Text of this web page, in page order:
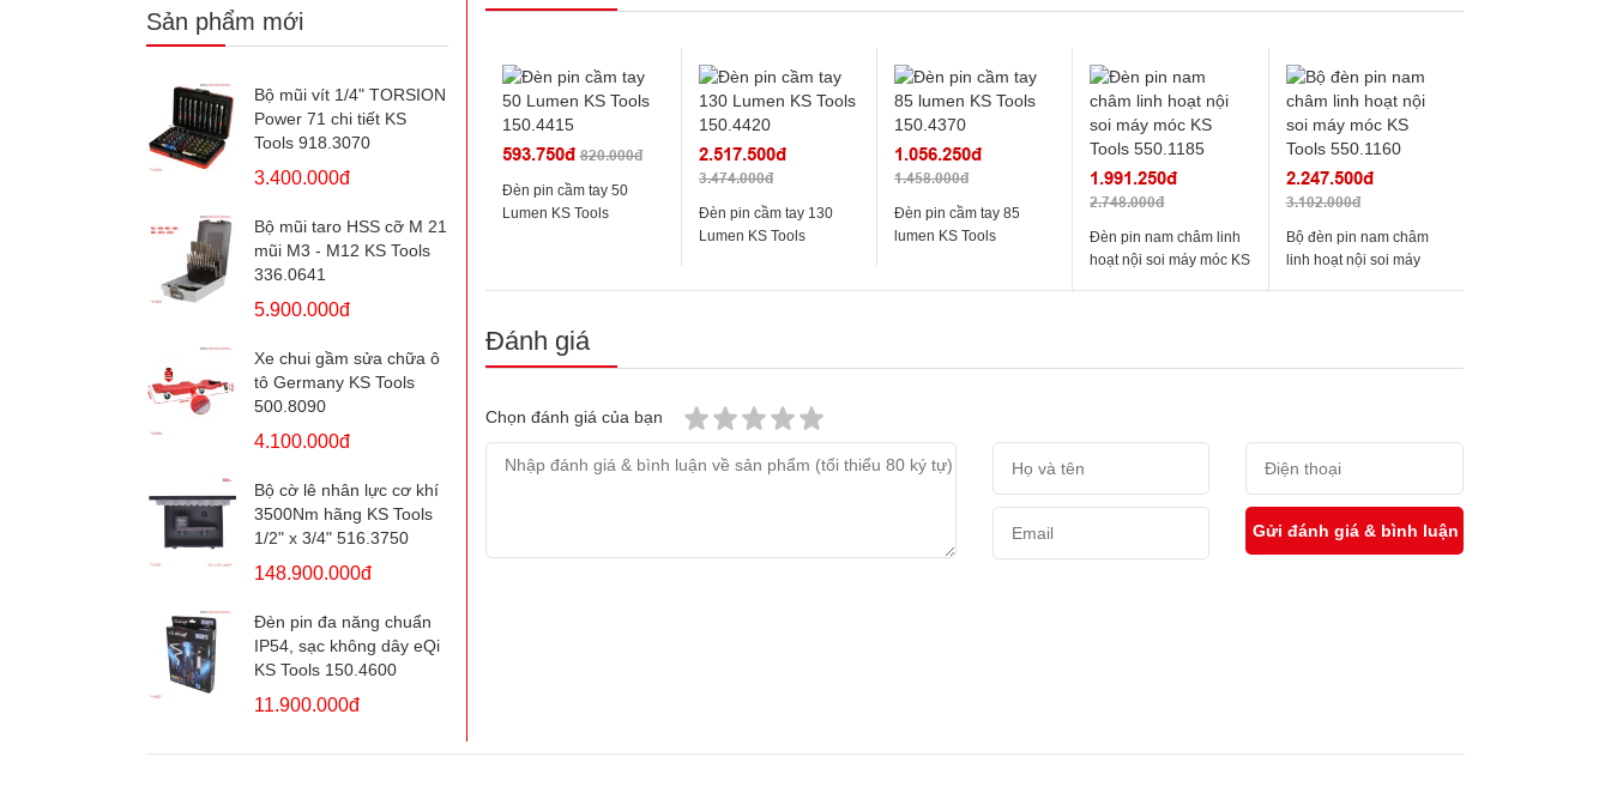
Sản phẩm mới
Bộ mũi vít 1/4" TORSION
Power 71 chi tiết KS
Tools 918.3070
3.400.000đ
Bộ mũi taro HSS cỡ M 21
mũi M3 - M12 KS Tools
336.0641
5.900.000đ
Xe chui gầm sửa chữa ô
tô Germany KS Tools
500.8090
4.100.000đ
Bộ cờ lê nhân lực cơ khí
3500Nm hãng KS Tools
1/2" x 3/4" 516.3750
148.900.000đ
Đèn pin đa năng chuẩn
IP54, sạc không dây eQi
KS Tools 150.4600
11.900.000đ
593.750đ820.000đ
Đèn pin cầm tay 50
Lumen KS Tools
2.517.500đ
3.474.000đ
Đèn pin cầm tay 130
Lumen KS Tools
1.056.250đ
1.458.000đ
Đèn pin cầm tay 85
lumen KS Tools
1.991.250đ
2.748.000đ
Đèn pin nam châm linh
hoạt nội soi máy móc KS
2.247.500đ
3.102.000đ
Bộ đèn pin nam châm
linh hoạt nội soi máy
Đánh giá
Chọn đánh giá của bạn